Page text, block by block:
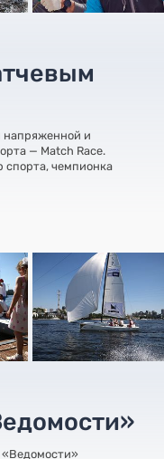
напряженной и
— Match Race.
спорта, чемпионка
«Ведомости»